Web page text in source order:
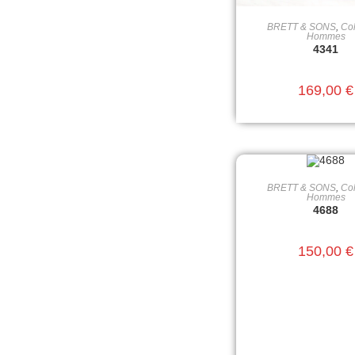
CHOIX DES
BRETT & SONS
Hommes
4341
169,00 €
CHOIX DES
BRETT & SONS
Hommes
4688
150,00 €